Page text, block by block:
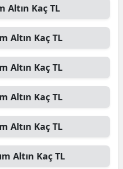
Altın Kaç TL
Altın Kaç TL
Altın Kaç TL
Altın Kaç TL
Altın Kaç TL
Altın Kaç TL